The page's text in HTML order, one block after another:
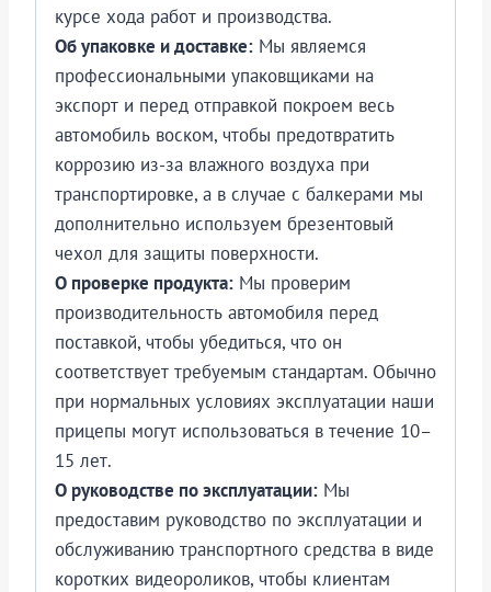
курсе хода работ и производства.
Об упаковке и доставке: Мы являемся
профессиональными упаковщиками на
экспорт и перед отправкой покроем весь
автомобиль воском, чтобы предотвратить
коррозию из-за влажного воздуха при
транспортировке, а в случае с балкерами мы
дополнительно используем брезентовый
чехол для защиты поверхности.
О проверке продукта: Мы проверим
производительность автомобиля перед
поставкой, чтобы убедиться, что он
соответствует требуемым стандартам. Обычно
при нормальных условиях эксплуатации наши
прицепы могут использоваться в течение 10–
15 лет.
О руководстве по эксплуатации: Мы
предоставим руководство по эксплуатации и
обслуживанию транспортного средства в виде
коротких видеороликов, чтобы клиентам